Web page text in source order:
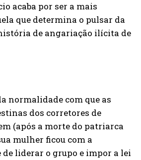
acaba por ser a mais
que determina o pulsar da
de angariação ilícita de
normalidade com que as
dos corretores de
(após a morte do patriarca
mulher ficou com a
liderar o grupo e impor a lei